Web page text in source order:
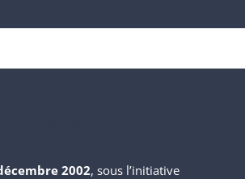
2002, sous l’initiative